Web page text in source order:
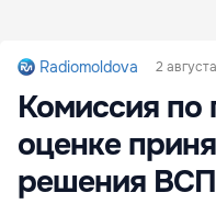
Radiomoldova 2
Комиссия по
оценке
решения ВСП